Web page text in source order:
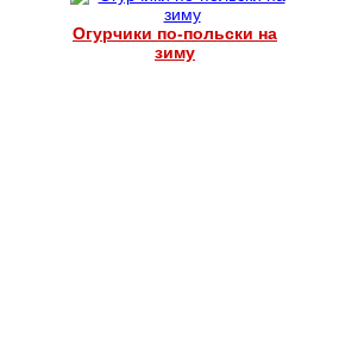
Огурчики по-польски на
зиму